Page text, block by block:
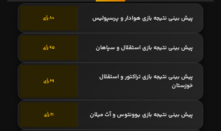
پیش بینی نتیجه بازی هوادار و پرسپولیس 80 رأی
پیش بینی نتیجه بازی استقلال و سپاهان 95 رأی
پیش بینی نتیجه بازی تراکتور و استقلال
خوزستان
69 رأی
پیش بینی نتیجه بازی یوونتوس و آث میلان 21 رأی